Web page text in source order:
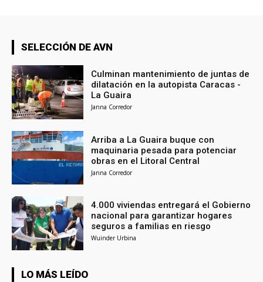
SELECCIÓN DE AVN
Culminan mantenimiento de juntas de
dilatación en la autopista Caracas -
La Guaira
Janna Corredor
Arriba a La Guaira buque con
maquinaria pesada para potenciar
obras en el Litoral Central
Janna Corredor
4.000 viviendas entregará el Gobierno
nacional para garantizar hogares
seguros a familias en riesgo
Wuinder Urbina
LO MÁS LEÍDO